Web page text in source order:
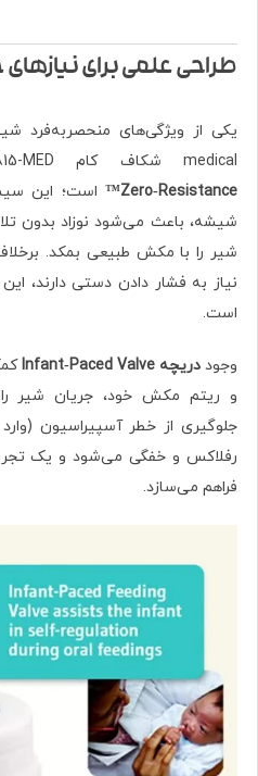
طراحی علمی برای
medical شکاف کام SB815-MED، استفاده از
Zero‑Resistance™
است؛ این
شیشه، باعث می‌شود نوزاد بدون
شیر را با مکش طبیعی بمکد.
نیاز به فشار دادن دستی دارند،
است.
وجود دریچه Infant‑Paced Valve
و ریتم مکش خود، جریان شیر
جلوگیری از خطر آسپیراسیون
رفلاکس و خفگی می‌شود و یک
فراهم می‌سازد.